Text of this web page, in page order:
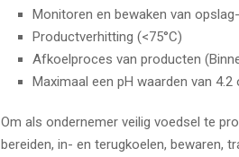
Monitoren en bewaken van
Productverhitting (<75°C)
Afkoelproces van producten
Maximaal een pH waarden van
Om als ondernemer veilig voedsel te
bereiden, in- en terugkoelen, bewaren,